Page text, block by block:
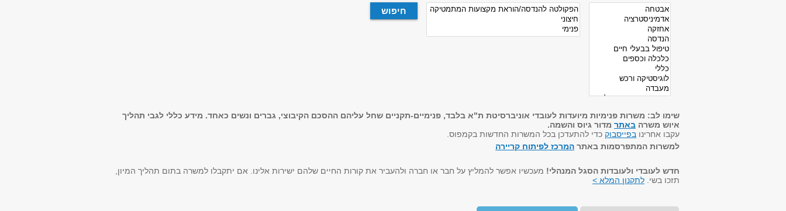
שימו לב: משרות פנימיות מיועדות לעובדי אוניברסיטת ת"א בלבד, פנימיים-תקניים שחל עליהם ההסכם הקיבוצי, גברים ונשים כאחד. מידע כללי לגבי תהליך
איוש משרה באתר מדור גיוס והשמה.
עקבו אחרינו בפייסבוק כדי להתעדכן בכל המשרות החדשות בקמפוס.
למשרות המתפרסמות באתר המרכז לפיתוח קריירה
חדש לעובדי ולעובדות הסגל המנהלי! מעכשיו אפשר להמליץ על חבר או חברה ולהעביר את קורות החיים שלהם ישירות אלינו. אם יתקבלו למשרה בתום תהליך המיון,
תזכו בשי. לתקנון המלא >